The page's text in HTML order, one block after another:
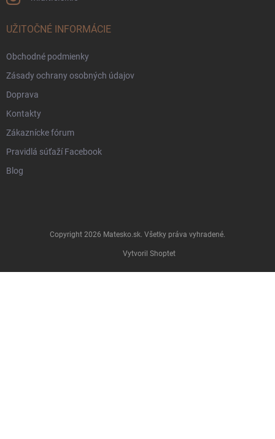
UŽITOČNÉ INFORMÁCIE
Obchodné podmienky
Zásady ochrany osobných údajov
Doprava
Kontakty
Zákaznícke fórum
Pravidlá súťaží Facebook
Blog
Vytvoril Shoptet
Copyright 2026 Matesko.sk. Všetky práva vyhradené.